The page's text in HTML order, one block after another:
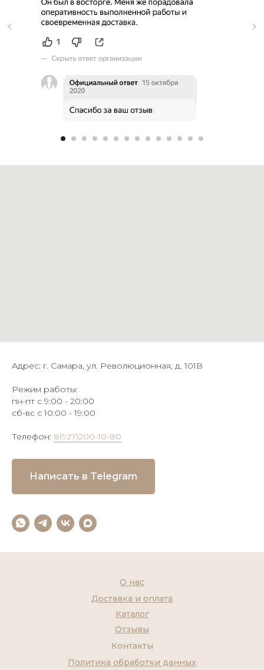
Адрес: г. Самара, ул. Революционная, д. 101В
Режим работы:
пн-пт с 9:00 - 20:00
сб-вс с 10:00 - 19:00
Телефон: 8(927)200-10-80
Написать в Telegram
Контакты
Каталог
О нас
Доставка и оплата
Отзывы
Политика обработки данных